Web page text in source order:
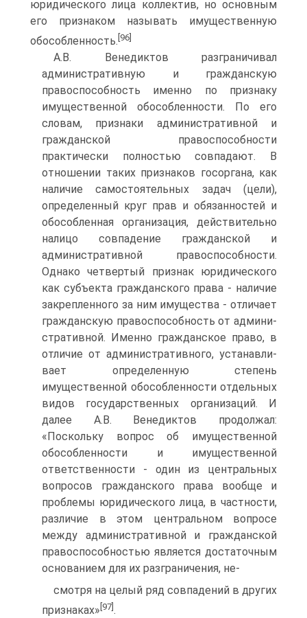
юридического лица коллектив, но основным
его признаком на­зывать имущественную
обособленность. [96]
А.В. Венедиктов разграничивал
административную и гражданскую
правоспособ­ность именно по признаку
имущественной обособленности. По его
словам, признаки административной и
гражданской правоспособности
практически полностью совпада­ют. В
отношении таких признаков госоргана, как
наличие самостоятельных задач (це­ли),
определенный круг прав и обязанностей и
обособленная организация, действи­тельно
налицо совпадение гражданской и
административной правоспособности.
Одна­ко четвертый признак юридического
как субъекта гражданского права - наличие
за­крепленного за ним имущества - отличает
гражданскую правоспособность от админи­
стративной. Именно гражданское право, в
отличие от административного, устанавли­
вает определенную степень
имущественной обособленности отдельных
видов государ­ственных организаций. И
далее А.В. Венедиктов продолжал:
«Поскольку вопрос об имущественной
обособленности и имущественной
ответственности - один из цен­тральных
вопросов гражданского права вообще и
проблемы юридического лица, в ча­стности,
различие в этом центральном вопросе
между административной и граждан­ской
правоспособностью является достаточным
основанием для их разграничения, не-
смотря на целый ряд совпадений в других
признаках» [97] .